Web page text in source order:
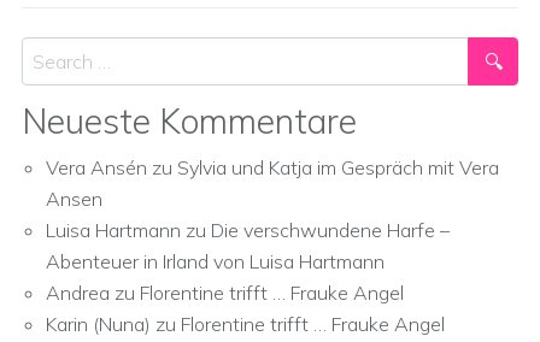
Search
Neueste Kommentare
Vera Ansén zu Sylvia und Katja im Gespräch mit Vera
Ansen
Luisa Hartmann zu Die verschwundene Harfe –
Abenteuer in Irland von Luisa Hartmann
Andrea zu Florentine trifft … Frauke Angel
Karin (Nuna) zu Florentine trifft … Frauke Angel